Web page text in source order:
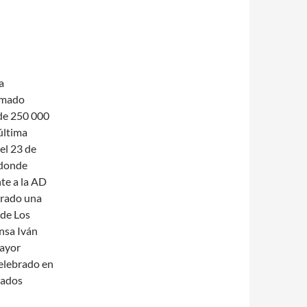
250 000
23 de
a la AD
una
Los
Iván
en